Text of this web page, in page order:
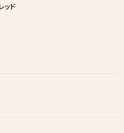
ッド